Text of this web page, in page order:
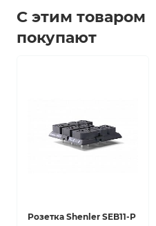
С этим товаром
покупают
Розетка Shenler SEB11-P